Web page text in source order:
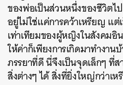
ของพ่อเป็นส่วนหนึ่งของชีวิตไ
อยู่ไม่ใช่แค่การคว้าเหรียญ แต่
เท่าเทียมของผู้หญิงในสังคมอิ
ให้ค่าก็เพียงการเกิดมาทำงาน
ภรรยาที่ดี นี่จึงเป็นจุดเล็กๆ ที่
สิ่งต่างๆ ได้ สิ่งที่ยิ่งใหญ่กว่าเ